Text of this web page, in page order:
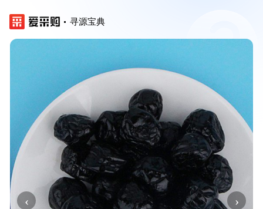
寻源宝典
‹ ›